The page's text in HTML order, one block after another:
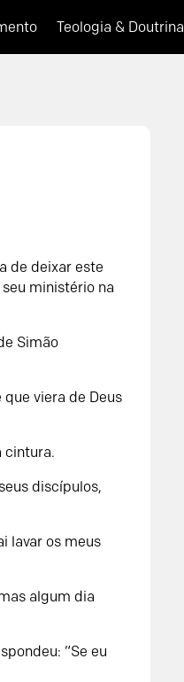
Teologia & Doutrina
de deixar este
ministério na
Simão
viera de Deus
cintura.
discípulos,
lavar os meus
algum dia
“Se eu